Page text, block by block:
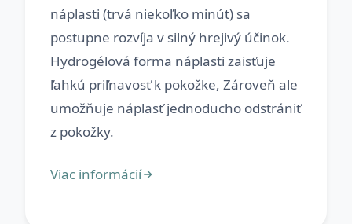
náplasti (trvá niekoľko minút) sa
postupne rozvíja v silný hrejivý účinok.
Hydrogélová forma náplasti zaisťuje
ľahkú priľnavosť k pokožke, Zároveň ale
umožňuje náplasť jednoducho odstrániť